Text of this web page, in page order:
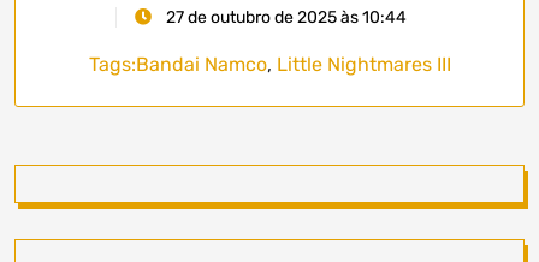
27 de outubro de 2025 às 10:44
Tags:Bandai Namco, Little Nightmares III